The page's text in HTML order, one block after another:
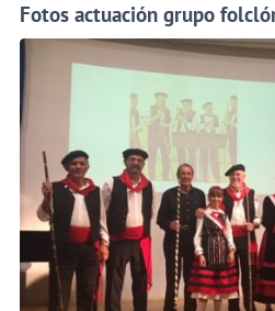
Fotos actuación grupo